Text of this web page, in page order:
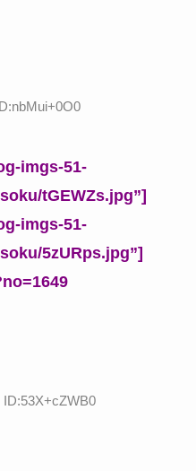
imgs-51-
tGEWZs.jpg”]
imgs-51-
5zURps.jpg”]
ID:53X+cZWB0